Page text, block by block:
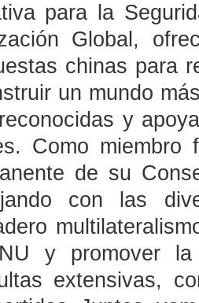
para la
Global,
chinas para
un mundo
y
Como miembro
de su
con las
y promover la
extensivas,